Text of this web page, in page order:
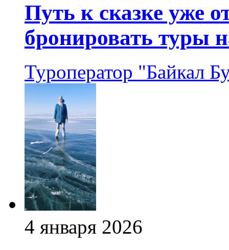
Путь к сказке уже
бронировать туры
Туроператор "Байкал
4 января 2026